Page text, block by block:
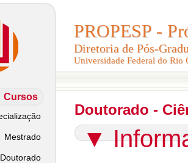
PROPESP -
Diretoria de Pós-
Universidade Federal do Rio
PROPESP -
Diretoria de Pós-
Universidade Federal do Rio
Cursos
Mestrado
Doutorado
Doutorado -
▼